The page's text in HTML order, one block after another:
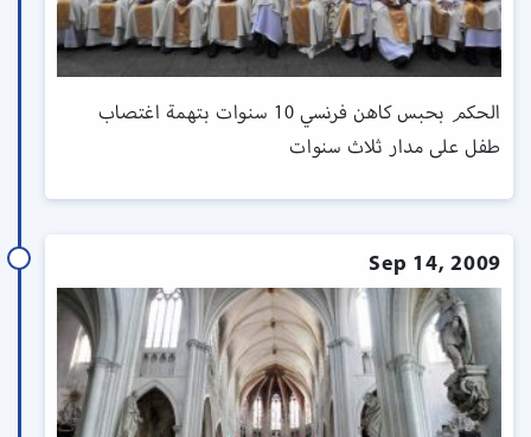
الحكم بحبس كاهن فرنسي 10 سنوات بتهمة اغتصاب
طفل على مدار ثلاث سنوات
Sep 14, 2009